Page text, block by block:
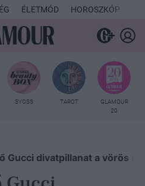
ÉLETMÓD HOROSZKÓP
SYOSS TAROT
GLAMOUR
20
Gucci divatpillanat a vörös